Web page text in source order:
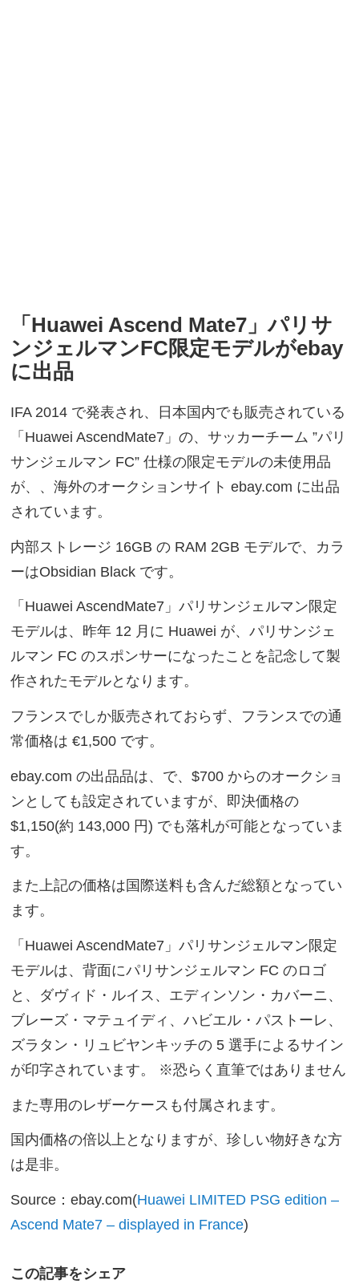
「Huawei Ascend Mate7」パリサ
ンジェルマンFC限定モデルがebay
に出品
IFA 2014 で発表され、日本国内でも販売されている
「Huawei AscendMate7」の、サッカーチーム ”パリ
サンジェルマン FC” 仕様の限定モデルの未使用品
が、、海外のオークションサイト ebay.com に出品
されています。
内部ストレージ 16GB の RAM 2GB モデルで、カラ
ーはObsidian Black です。
「Huawei AscendMate7」パリサンジェルマン限定
モデルは、昨年 12 月に Huawei が、パリサンジェ
ルマン FC のスポンサーになったことを記念して製
作されたモデルとなります。
フランスでしか販売されておらず、フランスでの通
常価格は €1,500 です。
ebay.com の出品品は、で、$700 からのオークショ
ンとしても設定されていますが、即決価格の
$1,150(約 143,000 円) でも落札が可能となっていま
す。
また上記の価格は国際送料も含んだ総額となってい
ます。
「Huawei AscendMate7」パリサンジェルマン限定
モデルは、背面にパリサンジェルマン FC のロゴ
と、ダヴィド・ルイス、エディンソン・カバーニ、
ブレーズ・マテュイディ、ハビエル・パストーレ、
ズラタン・リュビヤンキッチの 5 選手によるサイン
が印字されています。 ※恐らく直筆ではありません
また専用のレザーケースも付属されます。
国内価格の倍以上となりますが、珍しい物好きな方
は是非。
Source：ebay.com(Huawei LIMITED PSG edition –
Ascend Mate7 – displayed in France)
この記事をシェア